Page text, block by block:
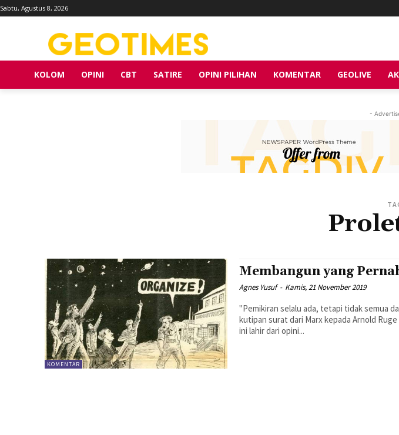
Sabtu, Agustus 8, 2026
KOLOM OPINI CBT SATIRE OPINI PILIHAN KOMENTAR GEOLIVE
-
KOMENTAR
Membangun yang
Agnes Yusuf - Kamis, 21 November 2019
"Pemikiran selalu ada, tetapi tidak semua
kutipan surat dari Marx kepada Arnold Ruge di
ini lahir dari opini...